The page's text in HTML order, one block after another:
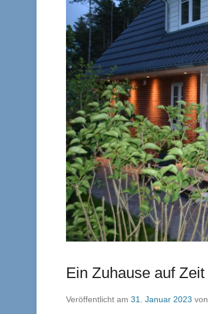
Ein Zuhause auf Zeit
Veröffentlicht am 31. Januar 2023 von